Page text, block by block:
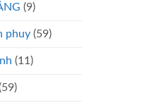
(9)
phuy (59)
(11)